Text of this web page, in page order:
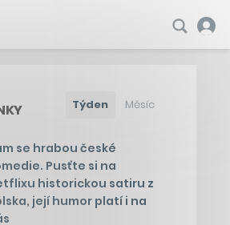
Týden Měsíc
se hrabou české
Pusťte si na
historickou satiru z
její humor platí i na